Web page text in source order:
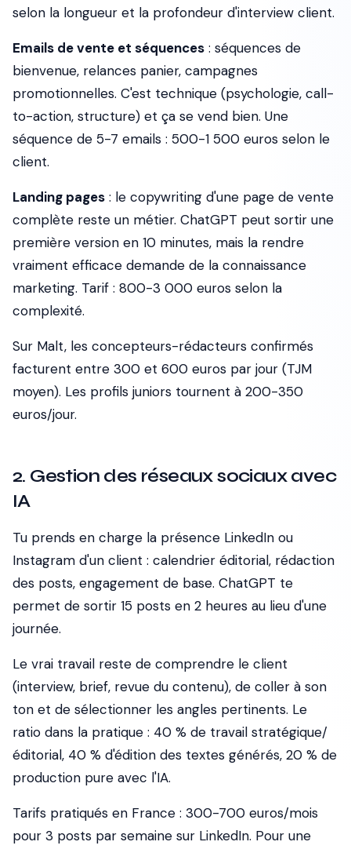
selon la longueur et la profondeur d'interview client.
Emails de vente et séquences : séquences de
bienvenue, relances panier, campagnes
promotionnelles. C'est technique (psychologie, call-
to-action, structure) et ça se vend bien. Une
séquence de 5-7 emails : 500-1 500 euros selon le
client.
Landing pages : le copywriting d'une page de vente
complète reste un métier. ChatGPT peut sortir une
première version en 10 minutes, mais la rendre
vraiment efficace demande de la connaissance
marketing. Tarif : 800-3 000 euros selon la
complexité.
Sur Malt, les concepteurs-rédacteurs confirmés
facturent entre 300 et 600 euros par jour (TJM
moyen). Les profils juniors tournent à 200-350
euros/jour.
2. Gestion des réseaux sociaux avec
IA
Tu prends en charge la présence LinkedIn ou
Instagram d'un client : calendrier éditorial, rédaction
des posts, engagement de base. ChatGPT te
permet de sortir 15 posts en 2 heures au lieu d'une
journée.
Le vrai travail reste de comprendre le client
(interview, brief, revue du contenu), de coller à son
ton et de sélectionner les angles pertinents. Le
ratio dans la pratique : 40 % de travail stratégique/
éditorial, 40 % d'édition des textes générés, 20 % de
production pure avec l'IA.
Tarifs pratiqués en France : 300-700 euros/mois
pour 3 posts par semaine sur LinkedIn. Pour une